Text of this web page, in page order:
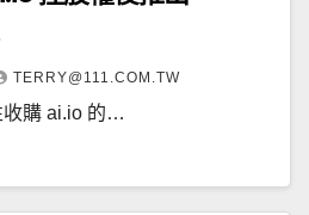
TERRY@111.COM.TW
收購 ai.io 的…